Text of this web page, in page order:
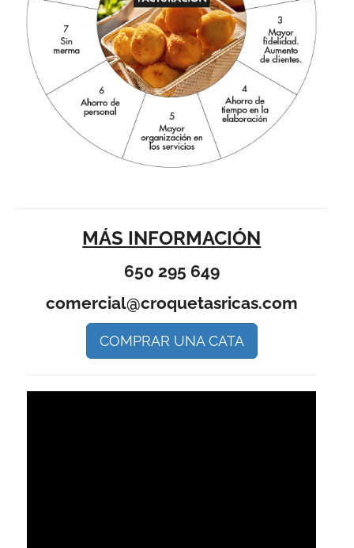
MÁS INFORMACIÓN
650 295 649
comercial@croquetasricas.com
COMPRAR UNA CATA